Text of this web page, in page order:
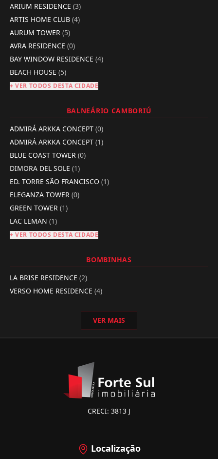
ARIUM RESIDENCE (3)
ARTIS HOME CLUB (4)
AURUM TOWER (5)
AVRA RESIDENCE (0)
BAY WINDOW RESIDENCE (4)
BEACH HOUSE (5)
+ VER TODOS DESTA CIDADE
BALNEÁRIO CAMBORIÚ
ADMIRÁ ARKKA CONCEPT (0)
ADMIRÁ ARKKA CONCEPT (1)
BLUE COAST TOWER (0)
DIMORA DEL SOLE (1)
ED. TORRE SÃO FRANCISCO (1)
ELEGANZA TOWER (0)
GREEN TOWER (1)
LAC LEMAN (1)
+ VER TODOS DESTA CIDADE
BOMBINHAS
LA BRISE RESIDENCE (2)
VERSO HOME RESIDENCE (4)
VER MAIS
CRECI: 3813 J
Localização